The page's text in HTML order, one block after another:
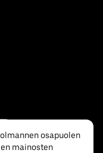
osapuolen
mainosten